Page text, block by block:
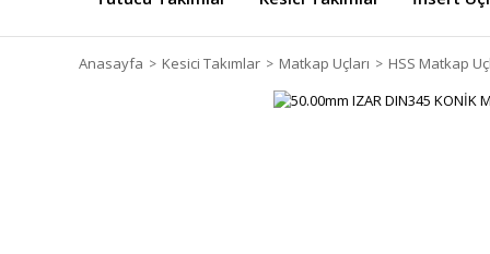
Anasayfa Kesici Takımlar Matkap Uçları HSS Matkap